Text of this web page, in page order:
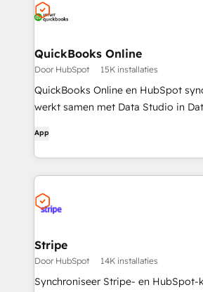
QuickBooks Online
Door HubSpot 15K installaties
QuickBooks Online en HubSpot
werkt samen met Data Studio in
App
Stripe
Door HubSpot 14K installaties
Synchroniseer Stripe- en HubSpot-